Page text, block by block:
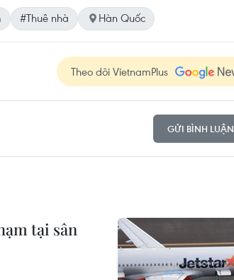
#Thuê nhà Hàn Quốc
Theo dõi VietnamPlus
GỬI BÌNH LUẬN
tại sân